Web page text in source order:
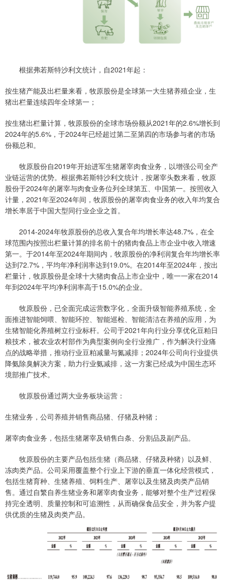
根据弗若斯特沙利文统计，自2021年起：
按生猪产能及出栏量来看，牧原股份是全球第一大生猪养殖企业，生
猪出栏量连续四年全球第一；
按生猪出栏量计算，牧原股份的全球市场份额从2021年的2.6%增长到
2024年的5.6%，于2024年已经超过第二至第四的市场参与者的市场
份额总和。
牧原股份自2019年开始进军生猪屠宰肉食业务，以增强公司全产
业链运营的优势。根据弗若斯特沙利文统计，按屠宰头数来看，牧原
股份于2024年的屠宰与肉食业务位列全球第五、中国第一。按照收入
计量，2021年至2024年间，牧原股份的屠宰肉食业务的收入年均复合
增长率居于中国大型同行业企业之首。
2014-2024年牧原股份的总收入复合年均增长率达48.7%，在全
球范围内按照出栏量计算的排名前十的猪肉食品上市企业中收入增速
第一。于2014年至2024年期间内，牧原股份的净利润复合年均增长率
达到72.7%，平均年净利润率达到19.0%。在2014年至2024年，按出
栏量计，牧原股份是全球十大猪肉食品上市企业中，唯一一家在2014
年到2024年平均净利润率高于15.0%的企业。
牧原股份，已全面完成运营数字化，全面升级智能养殖系统，全
面推进智能饲喂、智能环控、智能巡检、智能清洁在养殖的应用，为
生猪智能化养殖树立行业标杆。公司于2021年向行业分享优化豆粕日
粮技术，被农业农村部作为典型案例向全行业推广，作为解决行业痛
点的战略举措，推动行业豆粕减量与氮减排；2024年公司向行业提供
降氨除臭解决方案，助力行业氨减排，这一方案已经成为中国生态环
境部推广技术。
牧原股份通过两大业务板块运营：
生猪业务，公司养殖并销售商品猪、仔猪及种猪；
屠宰肉食业务，包括生猪屠宰及销售白条、分割品及副产品。
牧原股份的主要产品包括生猪（商品猪、仔猪及种猪）以及鲜、
冻肉类产品。公司采用覆盖整个行业上下游的垂直一体化经营模式，
包括生猪育种、生猪养殖、饲料生产、屠宰以及生猪及肉类产品销
售。通过自繁自养生猪业务和屠宰肉食业务，能够对整个生产过程保
持完全透明、质量控制和可追溯性，从而确保食品安全，并为客户提
供优质的生猪及肉类产品。